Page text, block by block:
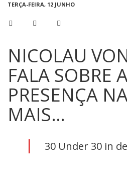
TERÇA-FEIRA, 12 JUNHO
NICOLAU
FALA SOBRE
PRESENÇA
MAIS…
30 Under 30 in